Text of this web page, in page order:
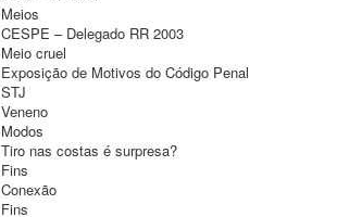
Meios
CESPE – Delegado RR 2003
Meio cruel
Exposição de Motivos do Código Penal
STJ
Veneno
Modos
Tiro nas costas é surpresa?
Fins
Conexão
Fins